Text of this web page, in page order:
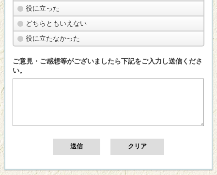
役に立った
どちらともいえない
役に立たなかった
ご意見・ご感想等がございましたら下記をご入力し送信くださ
い。